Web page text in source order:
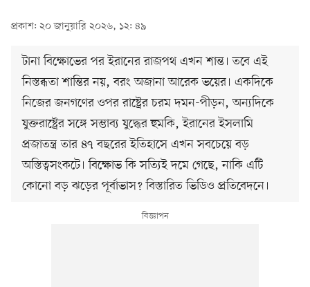
প্রকাশ: ২০ জানুয়ারি ২০২৬, ১২: ৪৯
টানা বিক্ষোভের পর ইরানের রাজপথ এখন শান্ত। তবে এই
নিস্তব্ধতা শান্তির নয়, বরং অজানা আরেক ভয়ের। একদিকে
নিজের জনগণের ওপর রাষ্ট্রের চরম দমন-পীড়ন, অন্যদিকে
যুক্তরাষ্ট্রের সঙ্গে সম্ভাব্য যুদ্ধের হুমকি, ইরানের ইসলামি
প্রজাতন্ত্র তার ৪৭ বছরের ইতিহাসে এখন সবচেয়ে বড়
অস্তিত্বসংকটে। বিক্ষোভ কি সত্যিই দমে গেছে, নাকি এটি
কোনো বড় ঝড়ের পূর্বাভাস? বিস্তারিত ভিডিও প্রতিবেদনে।